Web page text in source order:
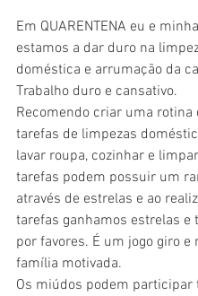
Em QUARENTENA eu e
estamos a dar duro na
doméstica e arrumação da
Trabalho duro e cansativo.
Recomendo criar uma rotina
tarefas de limpezas
lavar roupa, cozinhar e
tarefas podem possuir um
através de estrelas e ao
tarefas ganhamos estrelas e
por favores. É um jogo giro e
família motivada.
Os miúdos podem participar